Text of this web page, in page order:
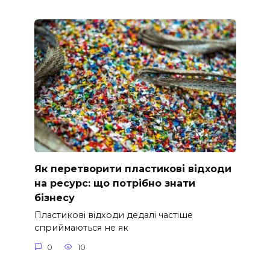
Як перетворити пластикові відходи
на ресурс: що потрібно знати
бізнесу
Пластикові відходи дедалі частіше
сприймаються не як
0 10